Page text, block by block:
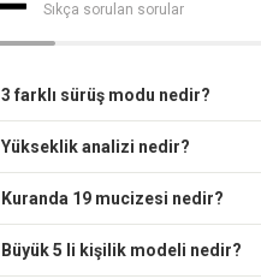
Sıkça sorulan sorular
3 farklı sürüş modu nedir?
Yükseklik analizi nedir?
Kuranda 19 mucizesi nedir?
Büyük 5 li kişilik modeli nedir?